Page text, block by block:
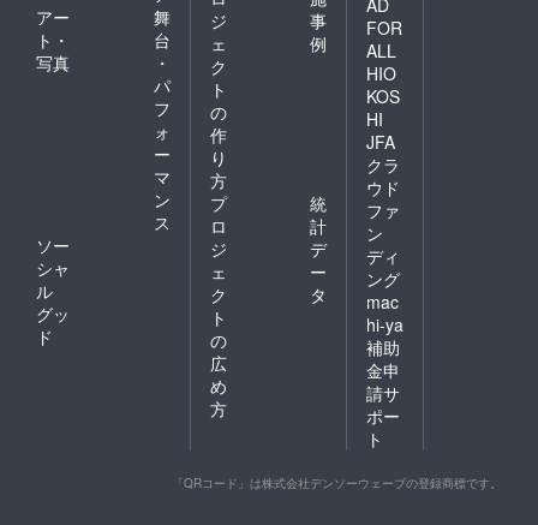
アー
ト・
写真
舞
台
・
パ
フ
ォ
ー
マ
ン
ス
ソー
シャ
ル
グッ
ド
ジ
ェ
ク
ト
の
作
り
方
事
例
プ
ロ
ジ
ェ
ク
ト
の
広
め
方
統
計
デ
ー
タ
AD
FOR
ALL
HIO
KOS
HI
JFA
クラ
ウド
ファ
ン
ディ
ング
mac
hi-ya
補助
金申
請サ
ポー
ト
「QRコード」は株式会社デンソーウェーブの登録商標です。